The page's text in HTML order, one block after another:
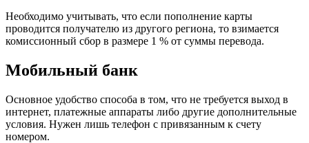
Необходимо учитывать, что если пополнение карты
проводится получателю из другого региона, то взимается
комиссионный сбор в размере 1 % от суммы перевода.
Мобильный банк
Основное удобство способа в том, что не требуется выход в
интернет, платежные аппараты либо другие дополнительные
условия. Нужен лишь телефон с привязанным к счету
номером.